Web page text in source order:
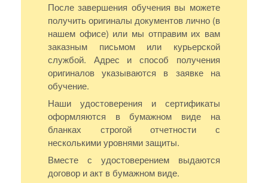
После завершения обучения вы можете
получить оригиналы документов лично (в
нашем офисе) или мы отправим их вам
заказным письмом или курьерской
службой. Адрес и способ получения
оригиналов указываются в заявке на
обучение.
Наши удостоверения и сертификаты
оформляются в бумажном виде на
бланках строгой отчетности с
несколькими уровнями защиты.
Вместе с удостоверением выдаются
договор и акт в бумажном виде.